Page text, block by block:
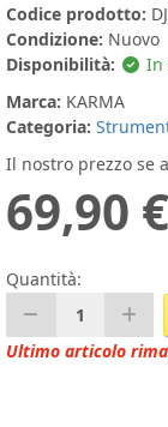
Codice prodotto:
Condizione: Nuovo
Disponibilità:
In
Marca: KARMA
Categoria:
Il nostro prezzo se
69,90 €
Quantità:
1
Ultimo articolo